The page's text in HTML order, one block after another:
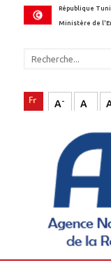
République
Ministère de
A- A